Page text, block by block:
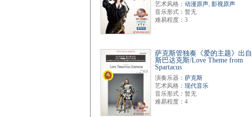
艺术风格： 动漫原声, 影视原声
音乐形式：暂无
难易程度：3
萨克斯管独奏《爱的主题》出自
斯巴达克斯/Love Theme from
Spartacus
演奏乐器： 萨克斯
艺术风格： 现代音乐
音乐形式：暂无
难易程度：4